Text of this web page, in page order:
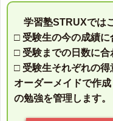
学習塾STRUXでは
□ 受験生の今の成績に
□ 受験までの日数に合
□ 受験生それぞれの
オーダーメイドで作
の勉強を管理します。